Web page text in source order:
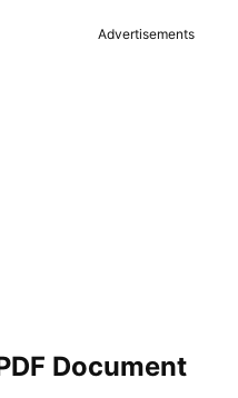
Advertisements
Document